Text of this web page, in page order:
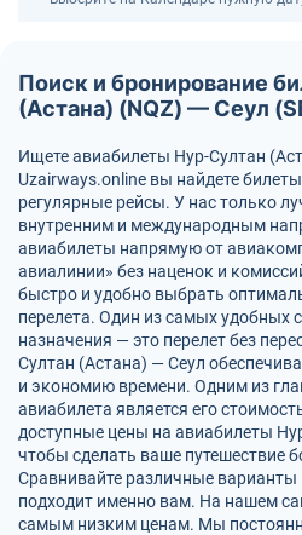
Поиск и бронирование
(Астана) (NQZ) — Сеул
Ищете авиабилеты Нур-Султан
Uzairways.online вы найдете
регулярные рейсы. У нас только
внутренним и международным
авиабилеты напрямую от
авиалинии» без наценок и
быстро и удобно выбрать
перелета. Один из самых удобных
назначения — это перелет без
Султан (Астана) — Сеул
и экономию времени. Одним из
авиабилета является его
доступные цены на авиабилеты
чтобы сделать ваше путешествие
Сравнивайте различные варианты
подходит именно вам. На нашем
самым низким ценам. Мы